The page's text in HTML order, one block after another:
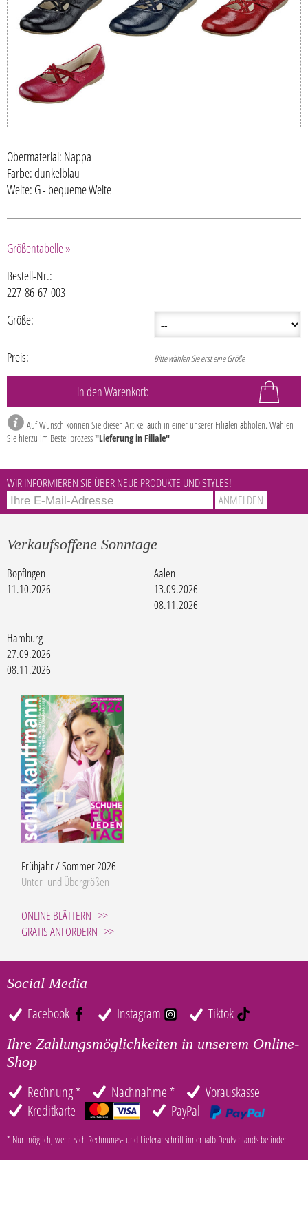
Obermaterial: Nappa
Farbe: dunkelblau
Weite: G - bequeme Weite
Größentabelle »
Bestell-Nr.:
227-86-67-003
Größe:
Preis: Bitte wählen Sie erst eine Größe
Auf Wunsch können Sie diesen Artikel auch in einer unserer Filialen abholen. Wählen
Sie hierzu im Bestellprozess"Lieferung in Filiale"
WIR INFORMIEREN SIE ÜBER NEUE PRODUKTE UND STYLES!
Verkaufsoffene Sonntage
Bopfingen
11.10.2026
Aalen
13.09.2026
08.11.2026
Hamburg
27.09.2026
08.11.2026
Frühjahr / Sommer 2026
Unter- und Übergrößen
ONLINE BLÄTTERN
GRATIS ANFORDERN
Social Media
Facebook Instagram Tiktok
Ihre Zahlungsmöglichkeiten in unserem Online-
Shop
Rechnung * Nachnahme *
Vorauskasse
Kreditkarte
PayPal
* Nur möglich, wenn sich Rechnungs- und Lieferanschrift innerhalb Deutschlands befinden.